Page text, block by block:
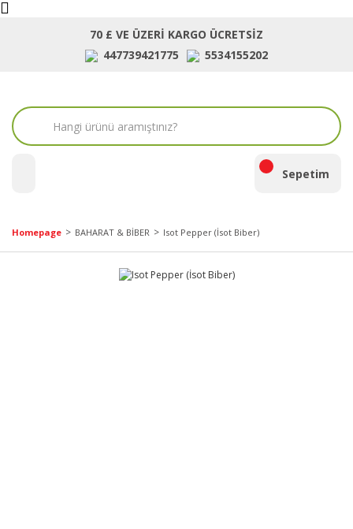
70 £ VE ÜZERİ KARGO ÜCRETSİZ
447739421775
5534155202
Sepetim
Homepage BAHARAT & BİBER Isot Pepper (İsot Biber)